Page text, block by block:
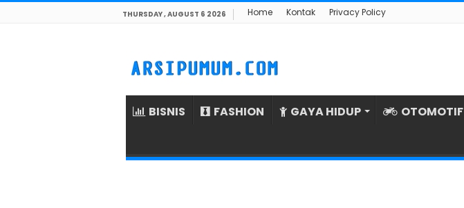
THURSDAY , AUGUST 6 2026 Home Kontak Privacy Policy
BISNIS FASHION GAYA HIDUP OTOMOTIF